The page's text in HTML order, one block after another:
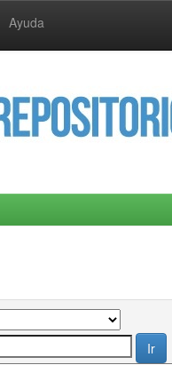
Ayuda